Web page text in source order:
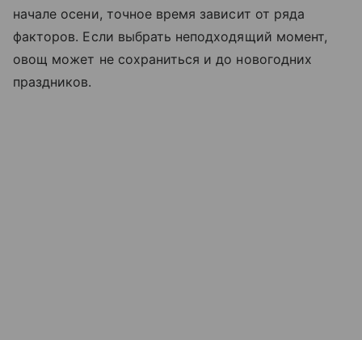
начале осени, точное время зависит от ряда
факторов. Если выбрать неподходящий момент,
овощ может не сохраниться и до новогодних
праздников.